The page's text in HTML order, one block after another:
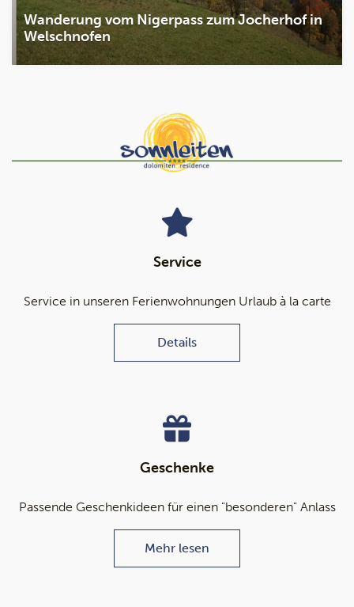
Wanderung vom Nigerpass zum Jocherhof in
Welschnofen
Service
Service in unseren Ferienwohnungen Urlaub à la carte
Details
Geschenke
Passende Geschenkideen für einen "besonderen" Anlass
Mehr lesen